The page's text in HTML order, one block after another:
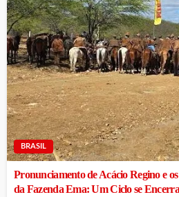
BRASIL
Pronunciamento de Acácio Regino e
da Fazenda Ema: Um Ciclo se Encerra